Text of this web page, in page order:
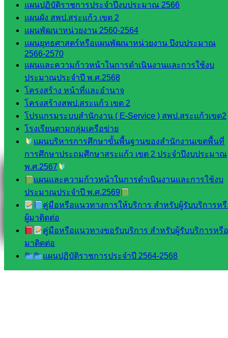
แผนปฏิบัติราชการประจำปีงบประมาณ 2566
แผนผัง สพป.สระแก้ว เขต 2
แผนพัฒนาหน่วยงาน 2560-2564
แผนยุทธศาสตร์หรือแผนพัฒนาหน่วยงาน ปีงบประมาณ
2566-2570
แผนและความก้าวหน้าในการดำเนินงานและการใช้งบ
ประมาณประจำปี พ.ศ.2568
โครงสร้าง หน้าที่และอำนาจ
โครงสร้างสพป.สระแก้ว เขต 2
โปรแกรมระบบสำนักงาน ( E-Service ) สพป.สระแก้วเขต2
โรงเรียนตามกลุ่มเครือข่าย
แผนบริหารการศึกษาขั้นพื้นฐานของสำนักงานเขตพื้นที่
การศึกษาประถมศึกษาสระแก้ว เขต 2 ประจำปีงบประมาณ
พ.ศ.2567
แผนและความก้าวหน้าในการดำเนินงานและการใช้งบ
ประมาณประจำปี พ.ศ.2569
คู่มือหรือแนวทางการให้บริการ สำหรับผู้รับบริการห
ผู้มาติดต่อ
คู่มือหรือแนวทางขอรับบริการ สำหรับผู้รับบริการหรื
มาติดต่อ
แผนปฏิบัติราชการประจำปี 2564-2568
Line
Tel 037-232263:
Messenger
Facebook